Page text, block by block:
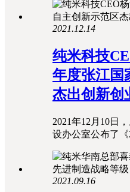
2021.12.14
纯米科技
年度张江国
杰出创新创
2021年12月10日
设办公室公布了《
2021.09.16